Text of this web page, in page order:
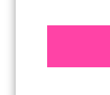
Het is een
lat hoger komen